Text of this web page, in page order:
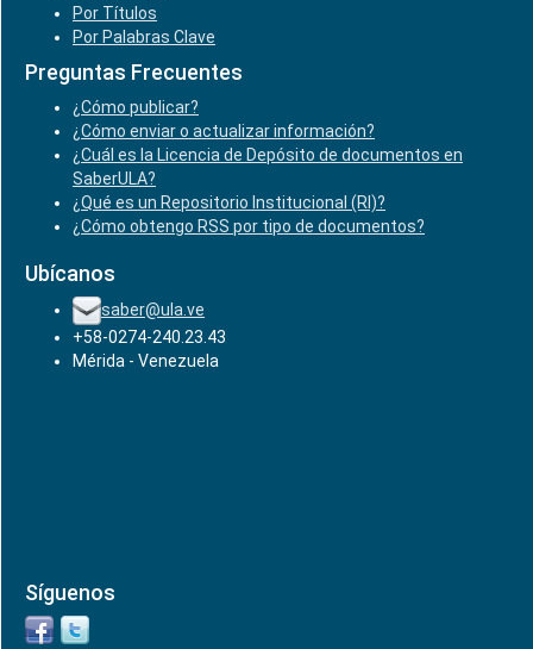
Por Títulos
Por Palabras Clave
Preguntas Frecuentes
¿Cómo publicar?
¿Cómo enviar o actualizar información?
¿Cuál es la Licencia de Depósito de documentos en
SaberULA?
¿Qué es un Repositorio Institucional (RI)?
¿Cómo obtengo RSS por tipo de documentos?
Ubícanos
saber@ula.ve
+58-0274-240.23.43
Mérida - Venezuela
Síguenos